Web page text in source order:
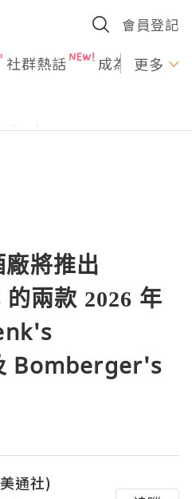
會員登記
社群熱話 成為U更多
將推出
兩款 2026 年
Bomberger's
通社)